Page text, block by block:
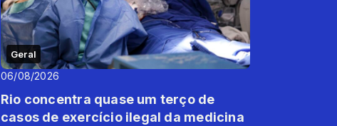
Geral
06/08/2026
Rio concentra quase um terço de
casos de exercício ilegal da medicina